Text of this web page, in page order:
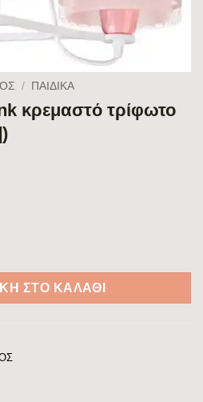
/ ΠΑΙΔΙΚΆ
κρεμαστό τρίφωτο
τρίφωτο οροφής (61337[S])
ΣΤΟ ΚΑΛΆΘΙ